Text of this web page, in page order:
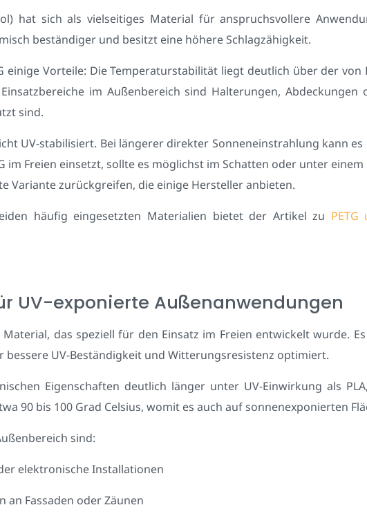
hat sich als vielseitiges Material für anspruchsvollere
beständiger und besitzt eine höhere Schlagzähigkeit.
einige Vorteile: Die Temperaturstabilität liegt deutlich über der von
im Außenbereich sind Halterungen, Abdeckungen
sind.
UV-stabilisiert. Bei längerer direkter Sonneneinstrahlung kann
im Freien einsetzt, sollte es möglichst im Schatten oder unter
Variante zurückgreifen, die einige Hersteller anbieten.
häufig eingesetzten Materialien bietet der Artikel zu
UV-exponierte Außenanwendungen
das speziell für den Einsatz im Freien entwickelt wurde.
bessere UV-Beständigkeit und Witterungsresistenz optimiert.
Eigenschaften deutlich länger unter UV-Einwirkung als
90 bis 100 Grad Celsius, womit es auch auf sonnenexponierten
sind:
elektronische Installationen
Fassaden oder Zäunen